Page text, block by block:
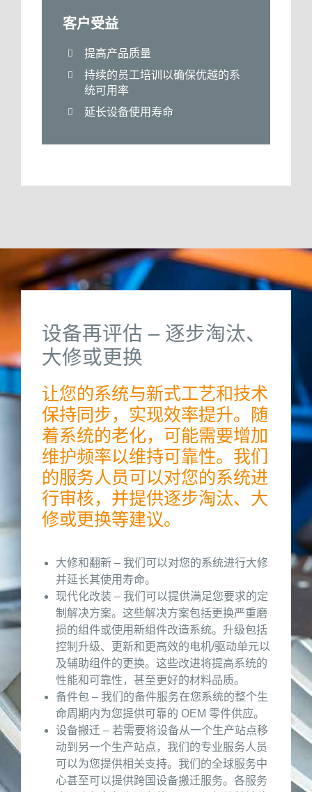
客户受益
提高产品质量
持续的员工培训以确保优越的系
统可用率
延长设备使用寿命
设备再评估 – 逐步淘汰、
大修或更换
让您的系统与新式工艺和技术
保持同步，实现效率提升。随
着系统的老化，可能需要增加
维护频率以维持可靠性。我们
的服务人员可以对您的系统进
行审核，并提供逐步淘汰、大
修或更换等建议。
大修和翻新 – 我们可以对您的系统进行大修
并延长其使用寿命。
现代化改装 – 我们可以提供满足您要求的定
制解决方案。这些解决方案包括更换严重磨
损的组件或使用新组件改造系统。升级包括
控制升级、更新和更高效的电机/驱动单元以
及辅助组件的更换。这些改进将提高系统的
性能和可靠性，甚至更好的材料品质。
备件包 – 我们的备件服务在您系统的整个生
命周期内为您提供可靠的 OEM 零件供应。
设备搬迁 – 若需要将设备从一个生产站点移
动到另一个生产站点，我们的专业服务人员
可以为您提供相关支持。我们的全球服务中
心甚至可以提供跨国设备搬迁服务。各服务